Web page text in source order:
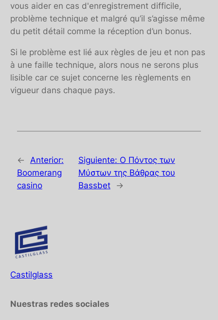
vous aider en cas d'enregistrement difficile,
problème technique et malgré qu’il s’agisse même
du petit détail comme la réception d’un bonus.
Si le problème est lié aux règles de jeu et non pas
à une faille technique, alors nous ne serons plus
lisible car ce sujet concerne les règlements en
vigueur dans chaque pays.
←
Anterior:
Boomerang
casino
Siguiente: Ο Πόντος των
Μύστων της Βάθρας του
Bassbet
→
Castilglass
Nuestras redes sociales